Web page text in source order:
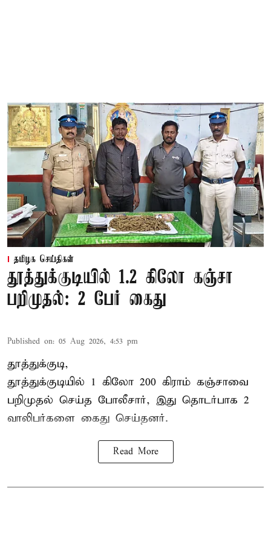
தமிழக செய்திகள்
தூத்துக்குடியில் 1.2 கிலோ கஞ்சா
பறிமுதல்: 2 பேர் கைது
Published on: 05 Aug 2026, 4:53 pm
தூத்துக்குடி,
தூத்துக்குடியில் 1 கிலோ 200 கிராம் கஞ்சாவை
பறிமுதல் செய்த போலீசார், இது தொடர்பாக 2
வாலிபர்களை கைது செய்தனர்.
Read More